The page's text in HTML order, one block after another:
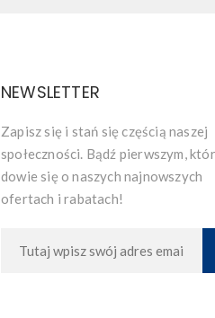
NEWSLETTER
Zapisz się i stań się częścią naszej
społeczności. Bądź pierwszym,
dowie się o naszych najnowszych
ofertach i rabatach!